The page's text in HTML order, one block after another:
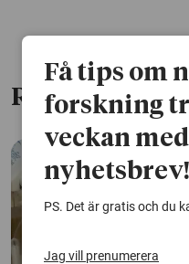
Relaterade
Få tips om
forskning
veckan
nyhetsbrev!
PS. Det är gratis och du
Jag vill prenumerera